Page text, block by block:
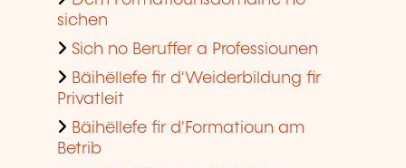
sichen
Sich no Beruffer a Professiounen
Bäihëllefe fir d'Weiderbildung fir
Privatleit
Bäihëllefe fir d'Formatioun am
Betrib